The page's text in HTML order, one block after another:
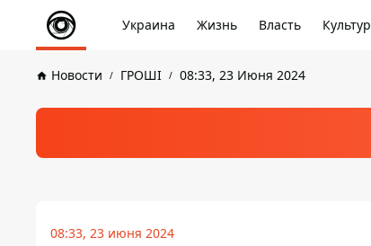
Украина Жизнь Власть
Новости ГРОШІ 08:33, 23 Июня 2024
08:33, 23 июня 2024